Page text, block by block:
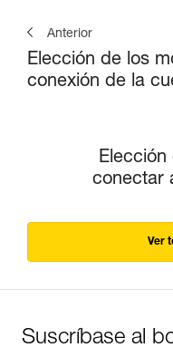
Anterior
Elección de los
conexión de la
conectar
Ver
Suscríbase al